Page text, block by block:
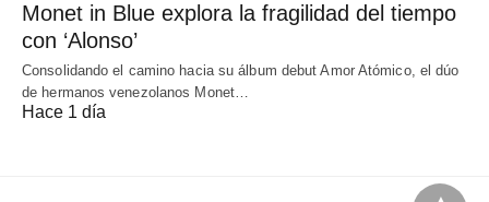
Monet in Blue explora la fragilidad del tiempo
con ‘Alonso’
Consolidando el camino hacia su álbum debut Amor Atómico, el dúo
de hermanos venezolanos Monet…
Hace 1 día